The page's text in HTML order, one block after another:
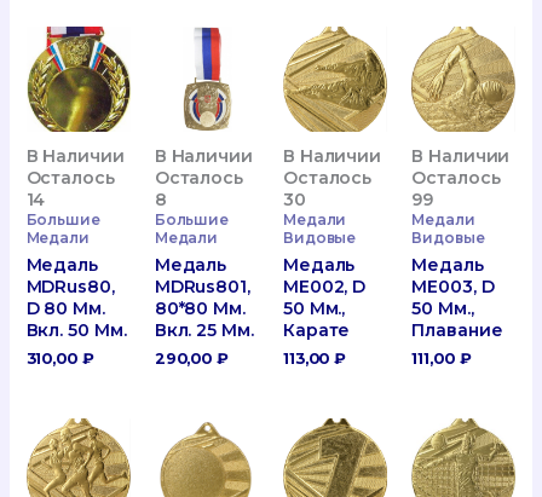
В Наличии
Осталось
14
Большие
Медали
Медаль
MDRus80,
D 80 Мм.
Вкл. 50 Мм.
310,00 ₽
В Наличии
Осталось
8
Большие
Медали
Медаль
MDRus801,
80*80 Мм.
Вкл. 25 Мм.
290,00₽
В Наличии
Осталось
30
Медали
Видовые
Медаль
ME002, D
50 Мм.,
Карате
113,00₽
В Наличии
Осталось
99
Медали
Видовые
Медаль
ME003, D
50 Мм.,
Плавание
111,00 ₽